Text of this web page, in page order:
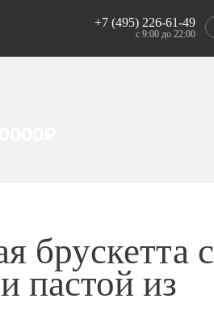
+7 (495) 226-61-49
с 9:00 до 22:00
брускетта с
пастой из